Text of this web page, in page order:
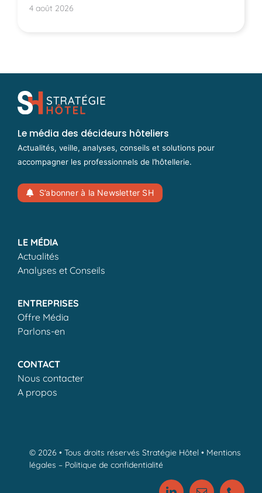
hôtels montpelliérains.
4 août 2026
Le média des décideurs hôteliers
Actualités, veille, analyses, conseils et solutions pour
accompagner les professionnels de l’hôtellerie.
S’abonner à la Newsletter SH
LE MÉDIA
Actualités
Analyses et Conseils
ENTREPRISES
Offre Média
Parlons-en
CONTACT
Nous contacter
A propos
© 2026 • Tous droits réservés Stratégie Hôtel • Mentions
légales – Politique de confidentialité